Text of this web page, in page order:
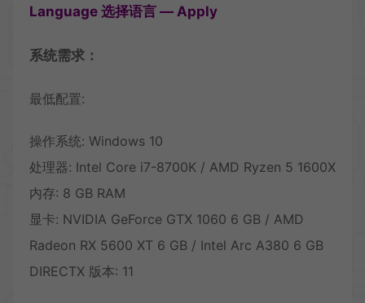
Language 选择语言 — Apply
系统需求：
最低配置:
操作系统: Windows 10
处理器: Intel Core i7-8700K / AMD Ryzen 5 1600X
内存: 8 GB RAM
显卡: NVIDIA GeForce GTX 1060 6 GB / AMD
Radeon RX 5600 XT 6 GB / Intel Arc A380 6 GB
DIRECTX 版本: 11